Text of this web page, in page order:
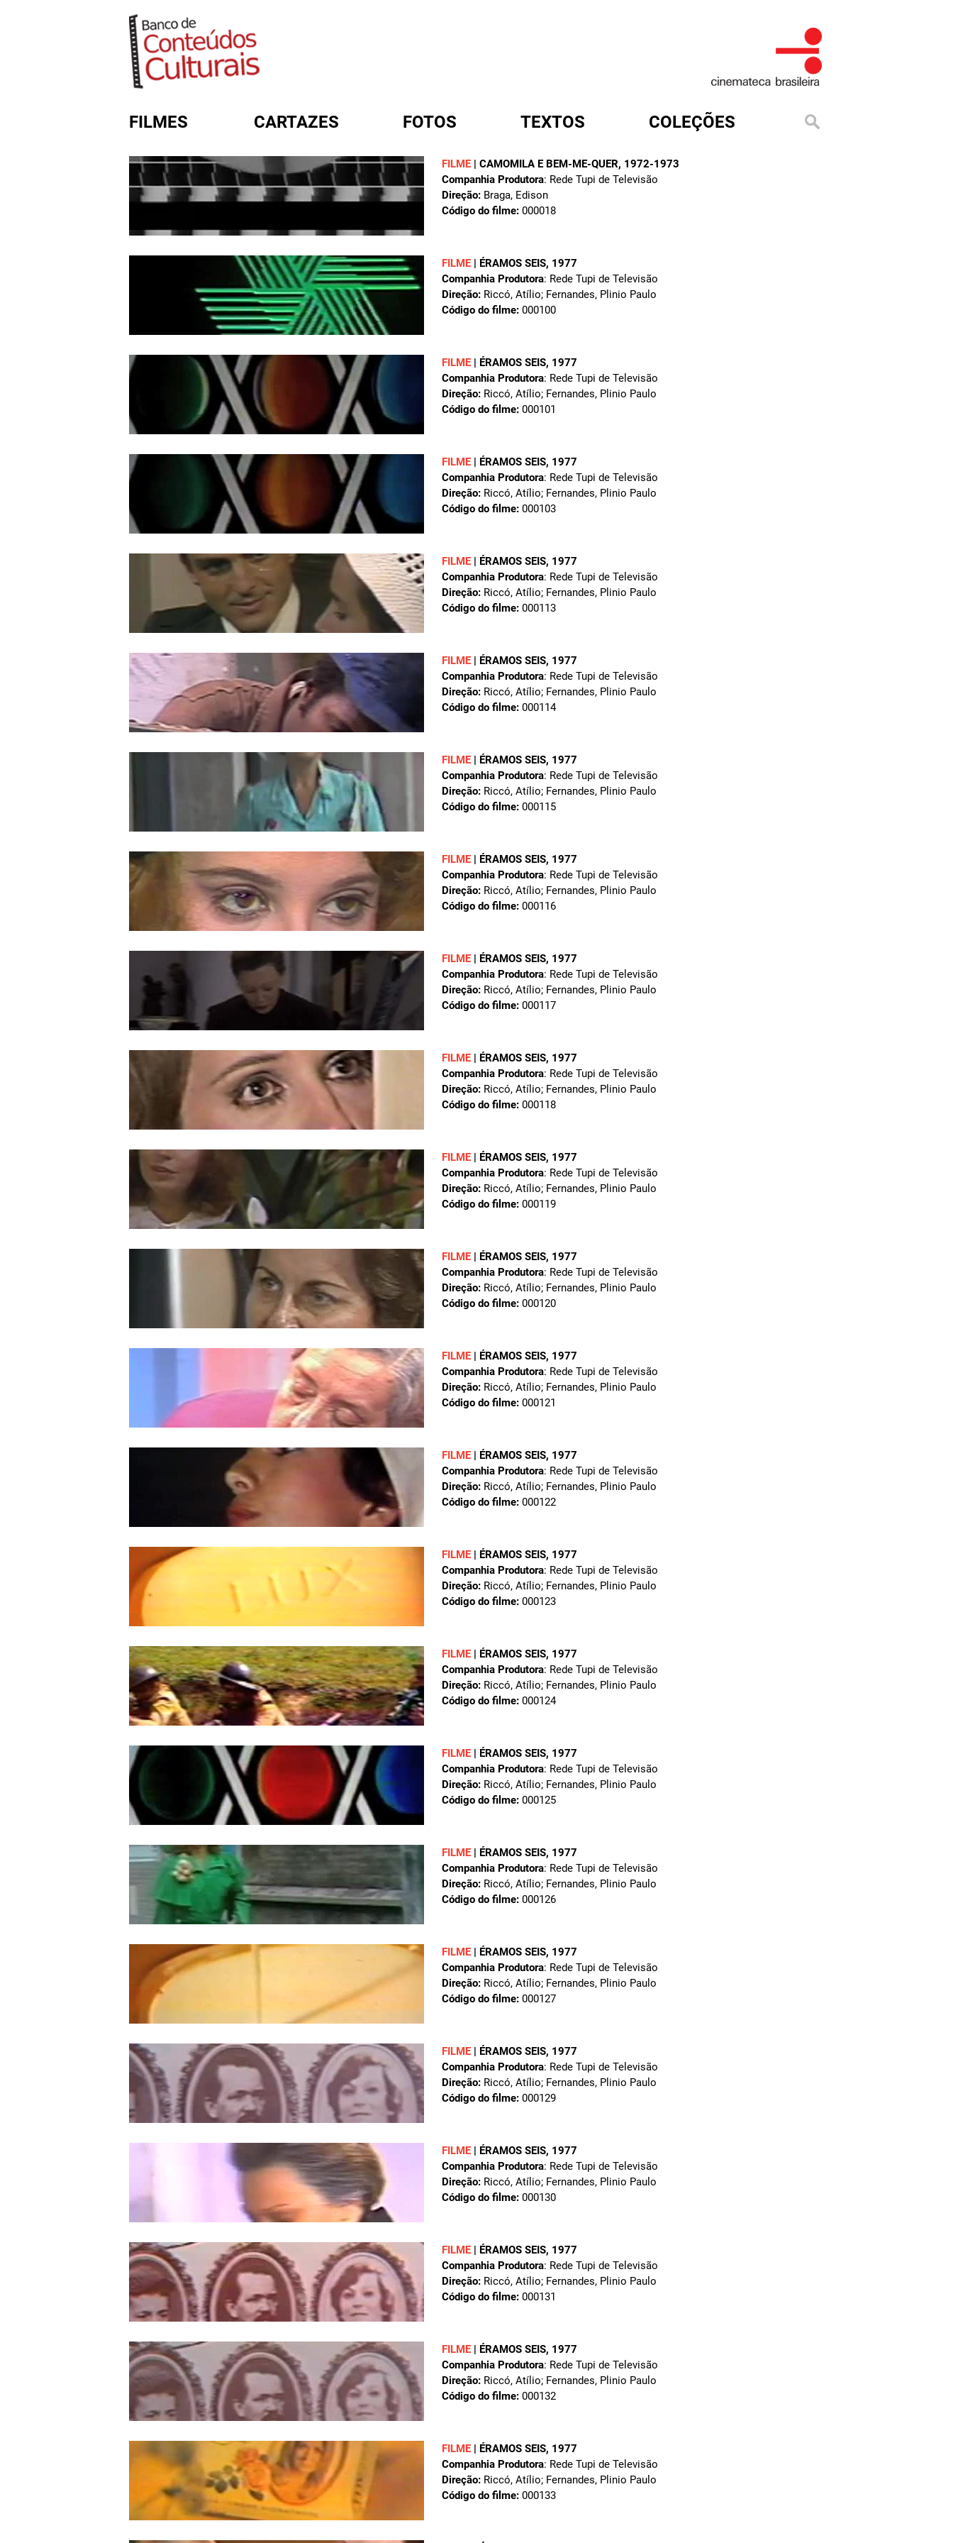
FILMES CARTAZES FOTOS TEXTOS COLEÇÕES
FILME | CAMOMILA E BEM-ME-QUER, 1972-1973
Companhia Produtora: Rede Tupi de Televisão
Direção: Braga, Edison
Código do filme: 000018
FILME | ÉRAMOS SEIS, 1977
Companhia Produtora: Rede Tupi de Televisão
Direção: Riccó, Atílio; Fernandes, Plinio Paulo
Código do filme: 000100
FILME | ÉRAMOS SEIS, 1977
Companhia Produtora: Rede Tupi de Televisão
Direção: Riccó, Atílio; Fernandes, Plinio Paulo
Código do filme: 000101
FILME | ÉRAMOS SEIS, 1977
Companhia Produtora: Rede Tupi de Televisão
Direção: Riccó, Atílio; Fernandes, Plinio Paulo
Código do filme: 000103
FILME | ÉRAMOS SEIS, 1977
Companhia Produtora: Rede Tupi de Televisão
Direção: Riccó, Atílio; Fernandes, Plinio Paulo
Código do filme: 000113
FILME | ÉRAMOS SEIS, 1977
Companhia Produtora: Rede Tupi de Televisão
Direção: Riccó, Atílio; Fernandes, Plinio Paulo
Código do filme: 000114
FILME | ÉRAMOS SEIS, 1977
Companhia Produtora: Rede Tupi de Televisão
Direção: Riccó, Atílio; Fernandes, Plinio Paulo
Código do filme: 000115
FILME | ÉRAMOS SEIS, 1977
Companhia Produtora: Rede Tupi de Televisão
Direção: Riccó, Atílio; Fernandes, Plinio Paulo
Código do filme: 000116
FILME | ÉRAMOS SEIS, 1977
Companhia Produtora: Rede Tupi de Televisão
Direção: Riccó, Atílio; Fernandes, Plinio Paulo
Código do filme: 000117
FILME | ÉRAMOS SEIS, 1977
Companhia Produtora: Rede Tupi de Televisão
Direção: Riccó, Atílio; Fernandes, Plinio Paulo
Código do filme: 000118
FILME | ÉRAMOS SEIS, 1977
Companhia Produtora: Rede Tupi de Televisão
Direção: Riccó, Atílio; Fernandes, Plinio Paulo
Código do filme: 000119
FILME | ÉRAMOS SEIS, 1977
Companhia Produtora: Rede Tupi de Televisão
Direção: Riccó, Atílio; Fernandes, Plinio Paulo
Código do filme: 000120
FILME | ÉRAMOS SEIS, 1977
Companhia Produtora: Rede Tupi de Televisão
Direção: Riccó, Atílio; Fernandes, Plinio Paulo
Código do filme: 000121
FILME | ÉRAMOS SEIS, 1977
Companhia Produtora: Rede Tupi de Televisão
Direção: Riccó, Atílio; Fernandes, Plinio Paulo
Código do filme: 000122
FILME | ÉRAMOS SEIS, 1977
Companhia Produtora: Rede Tupi de Televisão
Direção: Riccó, Atílio; Fernandes, Plinio Paulo
Código do filme: 000123
FILME | ÉRAMOS SEIS, 1977
Companhia Produtora: Rede Tupi de Televisão
Direção: Riccó, Atílio; Fernandes, Plinio Paulo
Código do filme: 000124
FILME | ÉRAMOS SEIS, 1977
Companhia Produtora: Rede Tupi de Televisão
Direção: Riccó, Atílio; Fernandes, Plinio Paulo
Código do filme: 000125
FILME | ÉRAMOS SEIS, 1977
Companhia Produtora: Rede Tupi de Televisão
Direção: Riccó, Atílio; Fernandes, Plinio Paulo
Código do filme: 000126
FILME | ÉRAMOS SEIS, 1977
Companhia Produtora: Rede Tupi de Televisão
Direção: Riccó, Atílio; Fernandes, Plinio Paulo
Código do filme: 000127
FILME | ÉRAMOS SEIS, 1977
Companhia Produtora: Rede Tupi de Televisão
Direção: Riccó, Atílio; Fernandes, Plinio Paulo
Código do filme: 000129
FILME | ÉRAMOS SEIS, 1977
Companhia Produtora: Rede Tupi de Televisão
Direção: Riccó, Atílio; Fernandes, Plinio Paulo
Código do filme: 000130
FILME | ÉRAMOS SEIS, 1977
Companhia Produtora: Rede Tupi de Televisão
Direção: Riccó, Atílio; Fernandes, Plinio Paulo
Código do filme: 000131
FILME | ÉRAMOS SEIS, 1977
Companhia Produtora: Rede Tupi de Televisão
Direção: Riccó, Atílio; Fernandes, Plinio Paulo
Código do filme: 000132
FILME | ÉRAMOS SEIS, 1977
Companhia Produtora: Rede Tupi de Televisão
Direção: Riccó, Atílio; Fernandes, Plinio Paulo
Código do filme: 000133
FORMULÁRIO DE BUSCA